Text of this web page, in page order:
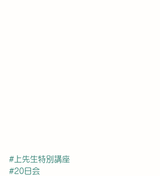
#上先生特別講座
#20日会